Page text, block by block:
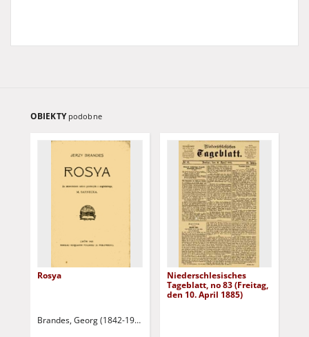
OBIEKTY podobne
Rosya
Brandes, Georg (1842-1927)
Niederschlesisches
Tageblatt, no 83 (Freitag,
den 10. April 1885)